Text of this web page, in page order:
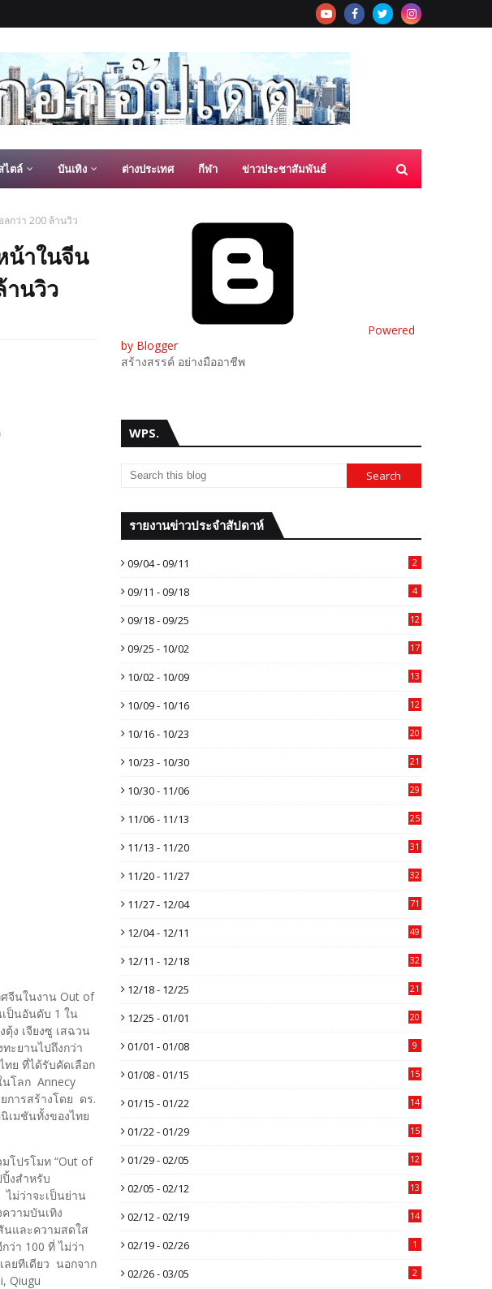
ไตล์ บันเทิง ต่างประเทศ กีฬา ข่าวประชาสัมพันธ์
กว่า 200 ล้านวิว
น้าในจีน
านวิว
จีนในงาน Out of
ป็นอันดับ 1 ใน
ง เจียงซู เสฉวน
ะยานไปถึงกว่า
ย ที่ได้รับคัดเลือก
นโลก Annecy
การสร้างโดย ดร.
เมชันทั้งของไทย
โปรโมท “Out of
งสำหรับ
ม่ว่าจะเป็นย่าน
วามบันเทิง
นและความสดใส
ว่า 100 ที่ ไม่ว่า
ลยทีเดียว นอกจาก
Qiugu
Powered
by Blogger
สร้างสรรค์ อย่างมืออาชีพ
WPS.
รายงานข่าวประจำสัปดาห์
09/04 - 09/11 2
09/11 - 09/18 4
09/18 - 09/25 12
09/25 - 10/02 17
10/02 - 10/09 13
10/09 - 10/16 12
10/16 - 10/23 20
10/23 - 10/30 21
10/30 - 11/06 29
11/06 - 11/13 25
11/13 - 11/20 31
11/20 - 11/27 32
11/27 - 12/04 71
12/04 - 12/11 49
12/11 - 12/18 32
12/18 - 12/25 21
12/25 - 01/01 20
01/01 - 01/08 9
01/08 - 01/15 15
01/15 - 01/22 14
01/22 - 01/29 15
01/29 - 02/05 12
02/05 - 02/12 13
02/12 - 02/19 14
02/19 - 02/26 1
02/26 - 03/05 2